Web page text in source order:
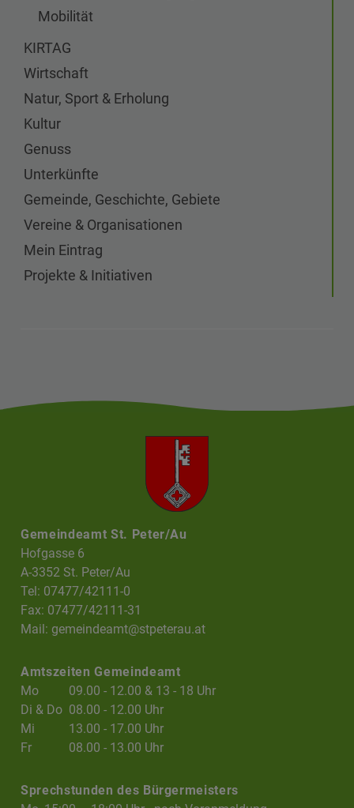
Mobilität
KIRTAG
Wirtschaft
Natur, Sport & Erholung
Kultur
Genuss
Unterkünfte
Gemeinde, Geschichte, Gebiete
Vereine & Organisationen
Mein Eintrag
Projekte & Initiativen
Gemeindeamt St. Peter/Au
Hofgasse 6
A-3352 St. Peter/Au
Tel: 07477/42111-0
Fax: 07477/42111-31
Mail:gemeindeamt@stpeterau.at
Amtszeiten Gemeindeamt
Mo
09.00 - 12.00 & 13 - 18 Uhr
Di & Do 08.00 - 12.00 Uhr
Mi
13.00 - 17.00 Uhr
Fr
08.00 - 13.00 Uhr
Sprechstunden des Bürgermeisters